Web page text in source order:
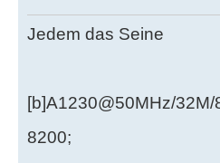
Jedem das Seine
[b]A1230@50MHz/
8200;